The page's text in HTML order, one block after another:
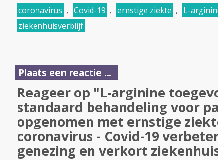
coronavirus , Covid-19 , ernstige ziekte ,
L-
ziekenhuisverblijf
Plaats een reactie ...
Reageer op "L-arginine
standaard behandeling voor
opgenomen met ernstige
coronavirus - Covid-19
genezing en verkort